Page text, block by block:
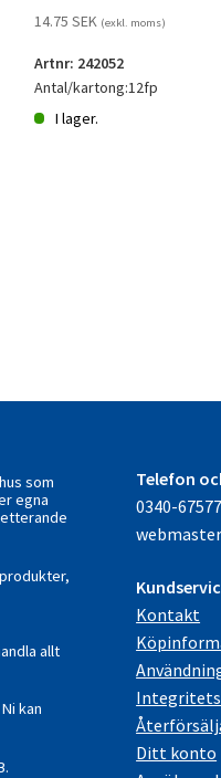
14.75 SEK (exkl. moms)
Artnr: 242052
Antal/kartong:12fp
I lager.
som
egna
allt
kan
Telefon
0340-
Kontakt
Ditt konto